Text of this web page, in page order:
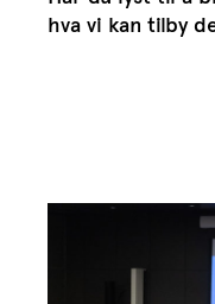
hva vi kan tilby